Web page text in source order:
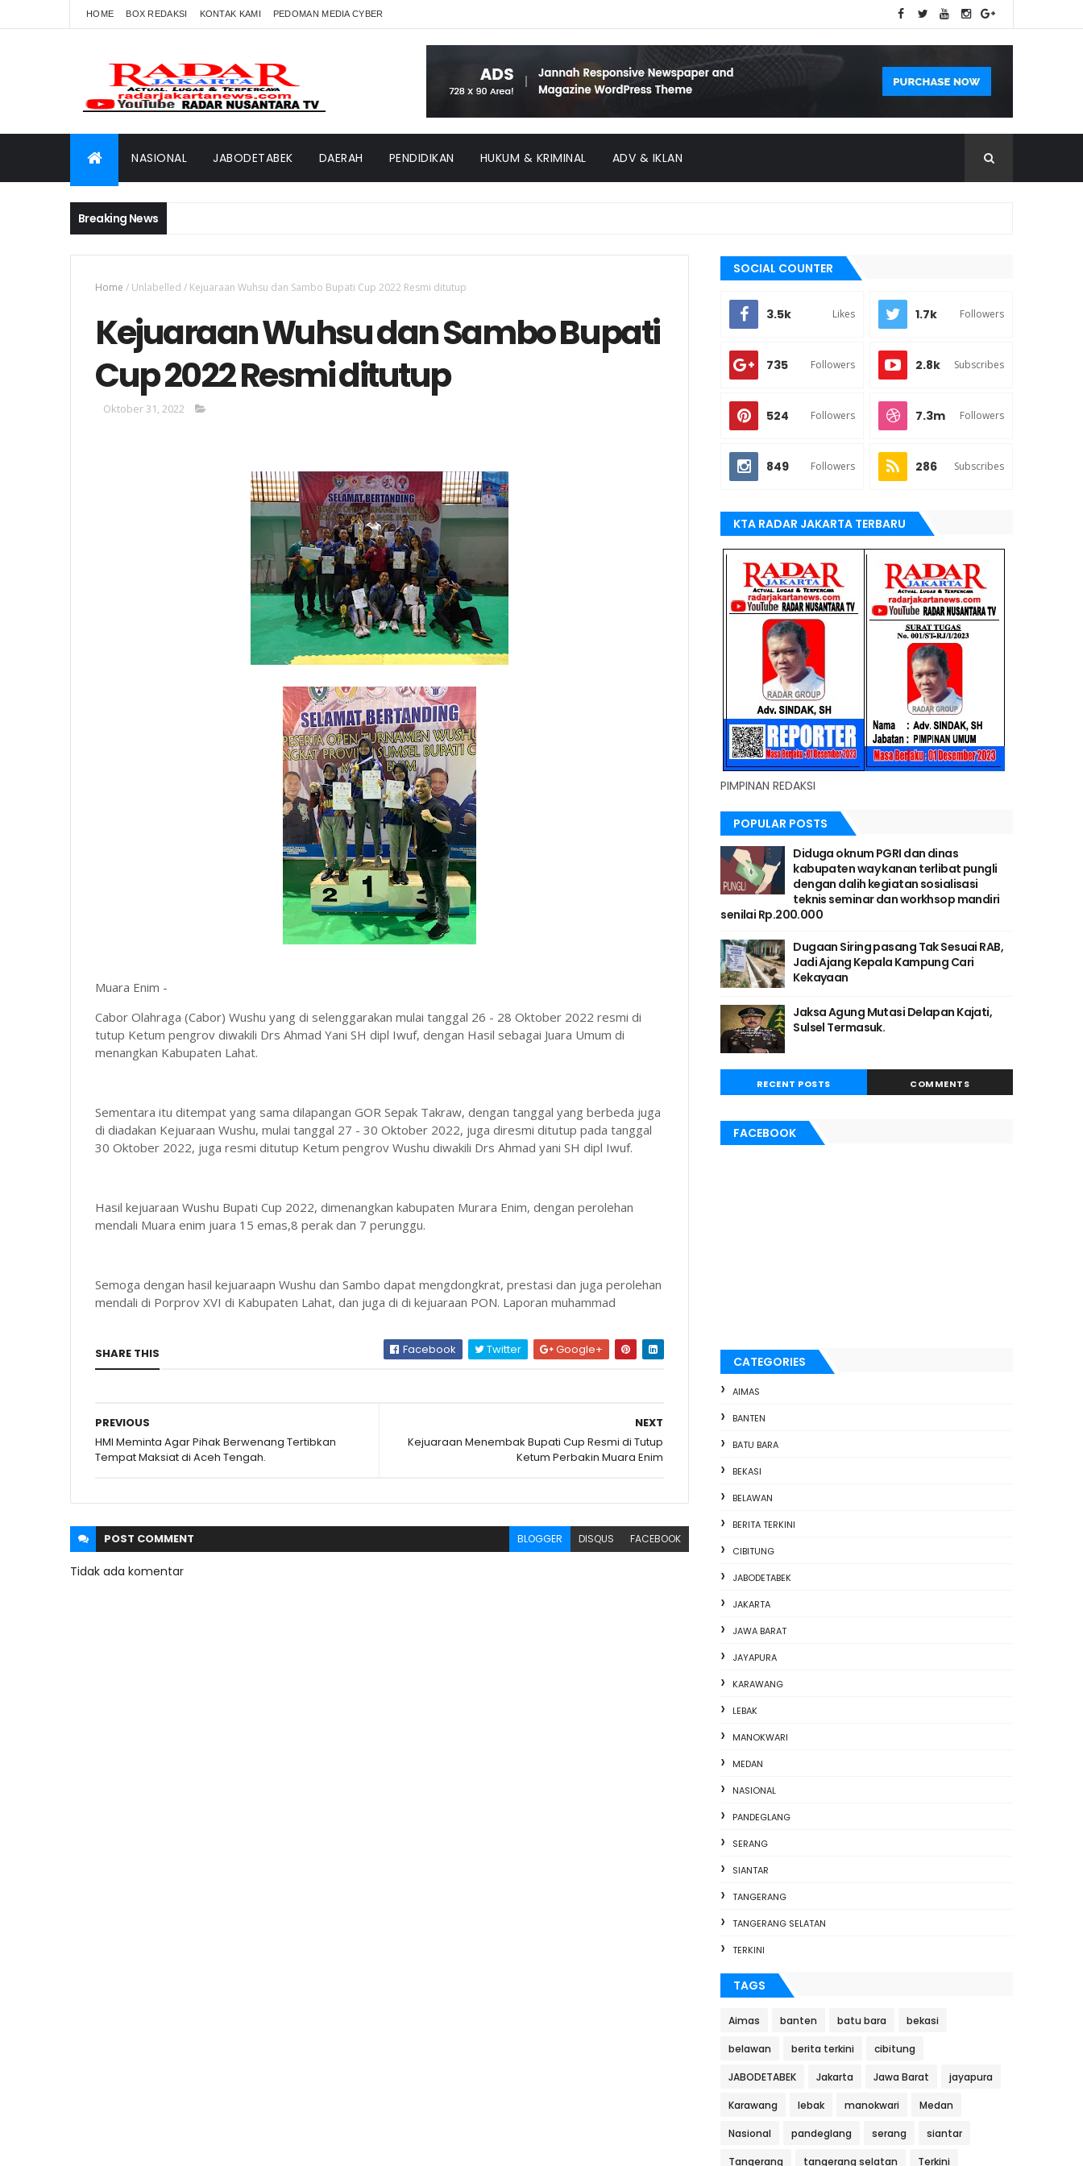
HOME BOX REDAKSI KONTAK KAMI PEDOMAN MEDIA CYBER
NASIONAL JABODETABEK DAERAH PENDIDIKAN HUKUM & KRIMINAL ADV & IKLAN
Breaking News
Home / Unlabelled / Kejuaraan Wuhsu dan Sambo Bupati Cup 2022 Resmi ditutup
Kejuaraan Wuhsu dan Sambo Bupati
Cup 2022 Resmi ditutup
Oktober 31, 2022
Muara Enim -
Cabor Olahraga (Cabor) Wushu yang di selenggarakan mulai tanggal 26 - 28 Oktober 2022 resmi di
tutup Ketum pengrov diwakili Drs Ahmad Yani SH dipl Iwuf, dengan Hasil sebagai Juara Umum di
menangkan Kabupaten Lahat.
Sementara itu ditempat yang sama dilapangan GOR Sepak Takraw, dengan tanggal yang berbeda juga
di diadakan Kejuaraan Wushu, mulai tanggal 27 - 30 Oktober 2022, juga diresmi ditutup pada tanggal
30 Oktober 2022, juga resmi ditutup Ketum pengrov Wushu diwakili Drs Ahmad yani SH dipl Iwuf.
Hasil kejuaraan Wushu Bupati Cup 2022, dimenangkan kabupaten Murara Enim, dengan perolehan
mendali Muara enim juara 15 emas,8 perak dan 7 perunggu.
Semoga dengan hasil kejuaraapn Wushu dan Sambo dapat mengdongkrat, prestasi dan juga perolehan
mendali di Porprov XVI di Kabupaten Lahat, dan juga di di kejuaraan PON. Laporan muhammad
SHARE THIS Facebook Twitter Google+
NEXT
Kejuaraan Menembak Bupati Cup Resmi di Tutup
Ketum Perbakin Muara Enim
PREVIOUS
HMI Meminta Agar Pihak Berwenang Tertibkan
Tempat Maksiat di Aceh Tengah.
POST COMMENT BLOGGER DISQUS FACEBOOK
Tidak ada komentar
SOCIAL COUNTER
3.5k Likes 1.7k Followers
735 Followers 2.8k Subscribes
524 Followers 7.3m Followers
849 Followers 286 Subscribes
KTA RADAR JAKARTA TERBARU
PIMPINAN REDAKSI
POPULAR POSTS
Diduga oknum PGRI dan dinas
kabupaten way kanan terlibat pungli
dengan dalih kegiatan sosialisasi
teknis seminar dan workhsop mandiri
senilai Rp.200.000
Dugaan Siring pasang Tak Sesuai RAB,
Jadi Ajang Kepala Kampung Cari
Kekayaan
Jaksa Agung Mutasi Delapan Kajati,
Sulsel Termasuk.
RECENT POSTS COMMENTS
FACEBOOK
CATEGORIES
AIMAS
BANTEN
BATU BARA
BEKASI
BELAWAN
BERITA TERKINI
CIBITUNG
JABODETABEK
JAKARTA
JAWA BARAT
JAYAPURA
KARAWANG
LEBAK
MANOKWARI
MEDAN
NASIONAL
PANDEGLANG
SERANG
SIANTAR
TANGERANG
TANGERANG SELATAN
TERKINI
TAGS
Aimas banten batu bara bekasi
belawan berita terkini cibitung
JABODETABEK Jakarta Jawa Barat jayapura
Karawang lebak manokwari Medan
Nasional pandeglang serang siantar
Tangerang tangerang selatan Terkini